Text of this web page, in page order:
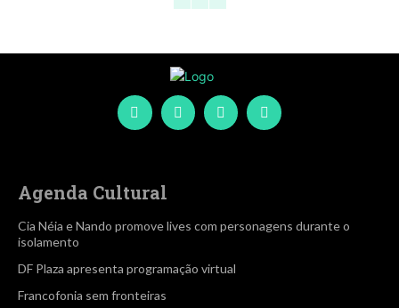
Agenda Cultural
Cia Néia e Nando promove lives com personagens durante o
isolamento
DF Plaza apresenta programação virtual
Francofonia sem fronteiras